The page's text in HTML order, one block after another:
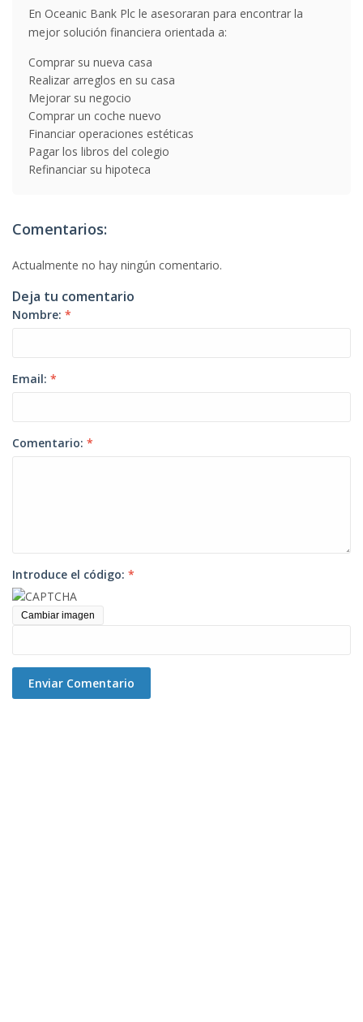
En Oceanic Bank Plc le asesoraran para encontrar la
mejor solución financiera orientada a:
Comprar su nueva casa
Realizar arreglos en su casa
Mejorar su negocio
Comprar un coche nuevo
Financiar operaciones estéticas
Pagar los libros del colegio
Refinanciar su hipoteca
Comentarios:
Actualmente no hay ningún comentario.
Deja tu comentario
Nombre: *
Email: *
Comentario: *
Introduce el código: *
Cambiar imagen
Enviar Comentario